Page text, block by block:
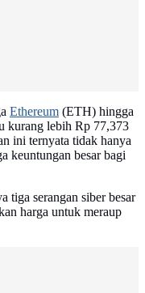
Ethereum (ETH) hingga
kurang lebih Rp 77,373
ini ternyata tidak hanya
keuntungan besar bagi
tiga serangan siber besar
harga untuk meraup